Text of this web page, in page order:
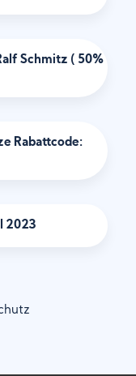
Schmitz ( 50%
Rabattcode:
2023